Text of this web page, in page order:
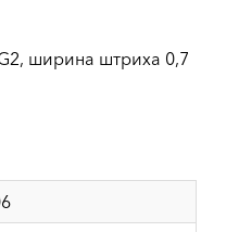
ширина штриха 0,7